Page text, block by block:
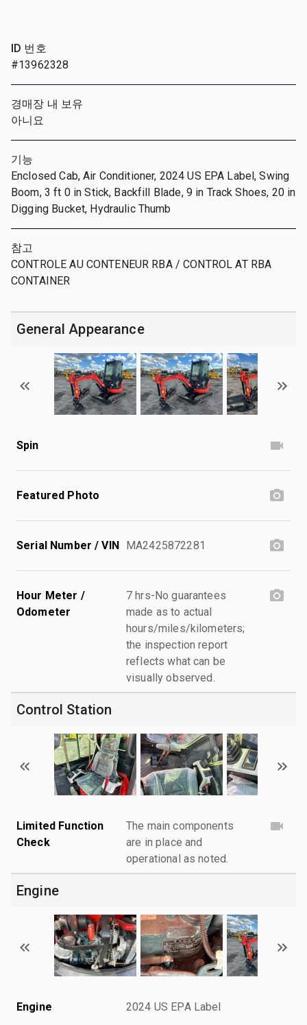
ID 번호
#13962328
경매장 내 보유
아니요
기능
Enclosed Cab, Air Conditioner, 2024 US EPA Label, Swing
Boom, 3 ft 0 in Stick, Backfill Blade, 9 in Track Shoes, 20 in
Digging Bucket, Hydraulic Thumb
참고
CONTROLE AU CONTENEUR RBA / CONTROL AT RBA
CONTAINER
General Appearance
Spin
Featured Photo
Serial Number / VIN MA2425872281
Hour Meter /
Odometer
7 hrs-No guarantees
made as to actual
hours/miles/kilometers;
the inspection report
reflects what can be
visually observed.
Control Station
Limited Function
Check
The main components
are in place and
operational as noted.
Engine
Engine 2024 US EPA Label